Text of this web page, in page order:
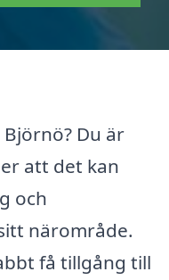
Du är
att det kan
och
närområde.
få tillgång till